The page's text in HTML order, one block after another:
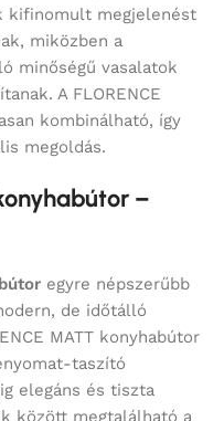
kifinomult megjelenést
miközben a
minőségű vasalatok
A FLORENCE
kombinálható, így
megoldás.
–
egyre népszerűbb
de időtálló
MATT konyhabútor
taszító
elegáns és tiszta
között megtalálható a